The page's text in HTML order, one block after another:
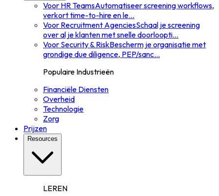
Voor HR TeamsAutomatiseer screening workflows,
verkort time-to-hire en le...
Voor Recruitment AgenciesSchaal je screening
over al je klanten met snelle doorloopti...
Voor Security & RiskBescherm je organisatie met
grondige due diligence, PEP/sanc...
Populaire Industrieën
Financiële Diensten
Overheid
Technologie
Zorg
Prijzen
Resources
LEREN